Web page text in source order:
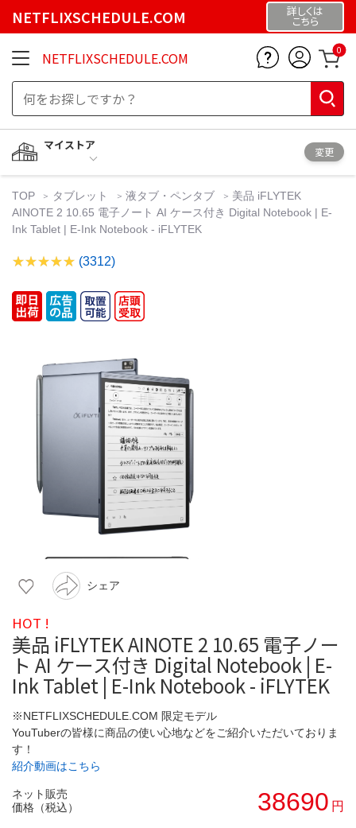
NETFLIXSCHEDULE.COM 詳しくは
こちら
NETFLIXSCHEDULE.COM 0
マイストア
変更
TOP タブレット 液タブ・ペンタブ
美品 iFLYTEK
AINOTE 2 10.65 電子ノート AI ケース付き Digital Notebook | E-
Ink Tablet | E-Ink Notebook - iFLYTEK
(3312)
シェア
HOT !
美品 iFLYTEK AINOTE 2 10.65 電子ノー
ト AI ケース付き Digital Notebook | E-
Ink Tablet | E-Ink Notebook - iFLYTEK
※NETFLIXSCHEDULE.COM 限定モデル
YouTuberの皆様に商品の使い心地などをご紹介いただいておりま
す！
紹介動画はこちら
ネット販売
価格（税込）
38690 円